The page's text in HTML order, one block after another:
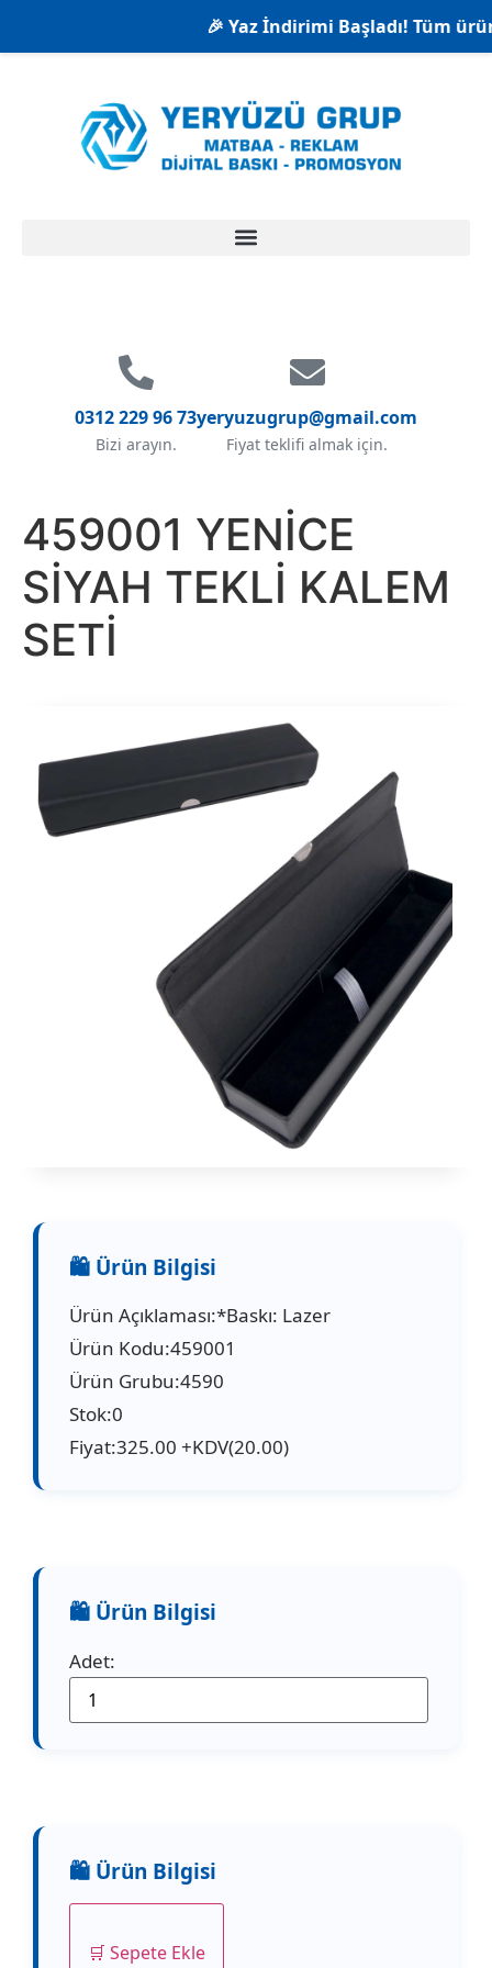
🎉 Yaz İndirimi Başladı! Tüm
0312 229 96 73
Bizi arayın.
yeryuzugrup@gmail.com
Fiyat teklifi almak için.
459001 YENİCE
SİYAH TEKLİ KALEM
SETİ
Ürün Açıklaması:*Baskı: Lazer
Ürün Kodu:459001
Ürün Grubu:4590
Stok:0
Fiyat:325.00 +KDV(20.00)
Adet:
🛒 Sepete Ekle